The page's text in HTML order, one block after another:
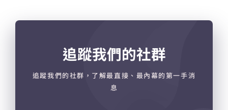
追蹤我們的社群
追蹤我們的社群，了解最直接、最內幕的第一手消
息